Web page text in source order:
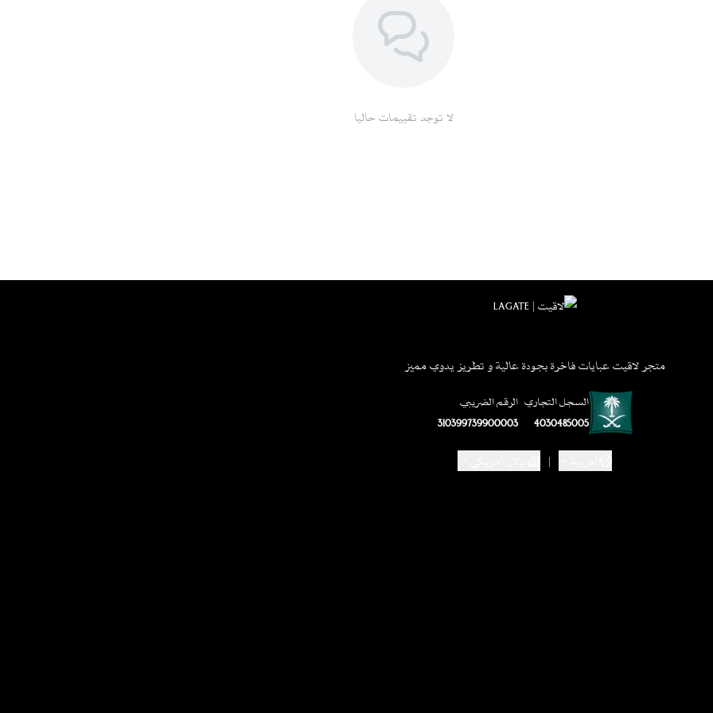
لا توجد تقييمات حاليا
متجر لاقيت عبايات فاخرة بجودة عالية و تطريز يدوي مميز
السجل التجاري
4030485005
الرقم الضريبي
310399739900003
|